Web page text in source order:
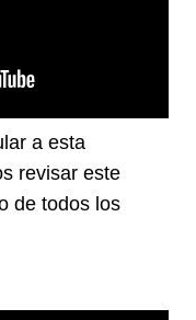
a esta
revisar este
de todos los